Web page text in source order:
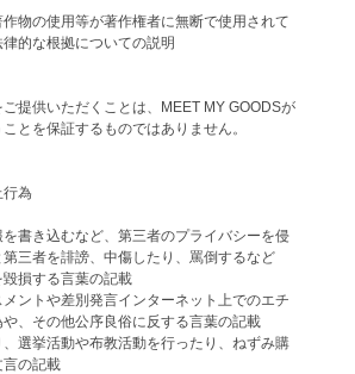
物の使用等が著作権者に無断で使用されて
的な根拠についての説明
提供いただくことは、MEET MY GOODSが
とを保証するものではありません。
為
を書き込むなど、第三者のプライバシーを侵
三者を誹謗、中傷したり、罵倒するなど
損する言葉の記載
メントや差別発言インターネット上でのエチ
、その他公序良俗に反する言葉の記載
、選挙活動や布教活動を行ったり、ねずみ購
言の記載